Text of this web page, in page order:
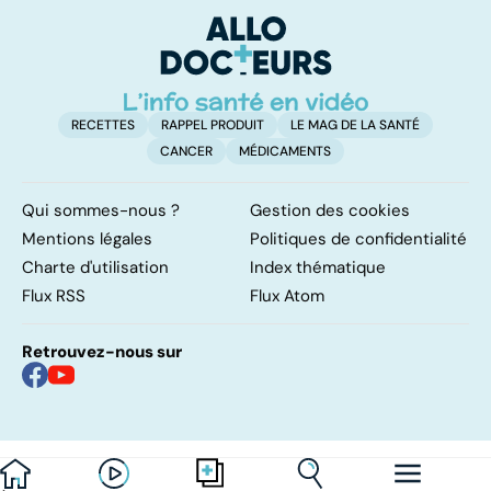
d'angine ?
RECETTES RAPPEL PRODUIT
LE MAG DE LA SANTÉ
CANCER
MÉDICAMENTS
Qui sommes-nous ?
Gestion des cookies
Mentions légales
Politiques de confidentialité
Charte d'utilisation
Index thématique
Flux RSS
Flux Atom
Retrouvez-nous sur